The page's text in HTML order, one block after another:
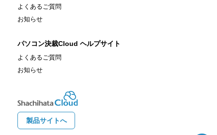
製品サイトへ
よくあるご質問
お知らせ
パソコン決裁Cloud ヘルプサイト
よくあるご質問
お知らせ